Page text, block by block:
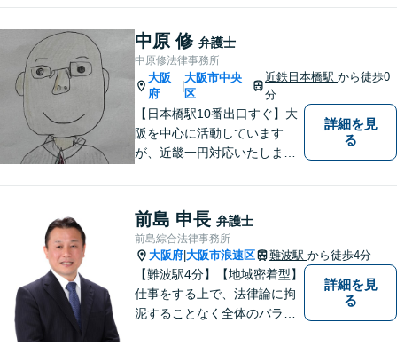
相続、インターネット上のト
ラブルに注力！！
中原 修 弁護士
中原修法律事務所
大阪
府
|
大阪市中央
区
近鉄日本橋駅から徒歩0
分
【日本橋駅10番出口すぐ】大
阪を中心に活動しています
が、近畿一円対応いたしま
婚・相続といった身の回りの
トラブルから、刑事・詐欺、
公害・行政事件まであらゆる
問題のご相談を承ります。小
さな悩み事でもお気軽にお問
合わせください。
詳細を見
る
前島 申長 弁護士
前島綜合法律事務所
大阪府 大阪市浪速区 難波駅 から徒歩4分
【難波駅4分】【地域密着型】
仕事をする上で、法律論に拘
泥することなく全体のバラン
詳細を見
る